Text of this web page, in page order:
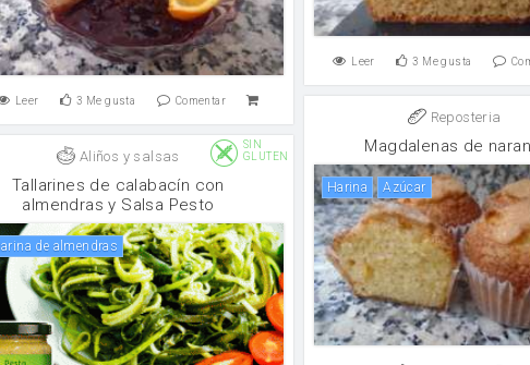
Leer 3 Me gusta
Leer 3 Me gusta Comentar
Reposteria
Magdalenas de
harina Azúcar
Aliños y salsas
SIN
GLUTEN
Tallarines de calabacín con
almendras y Salsa Pesto
Harina de almendras